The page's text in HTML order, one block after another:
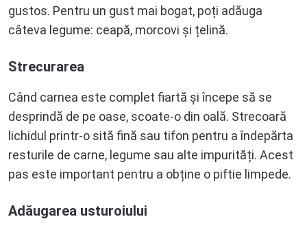
gustos. Pentru un gust mai bogat, poți adăuga
câteva legume: ceapă, morcovi și țelină.
Strecurarea
Când carnea este complet fiartă și începe să se
desprindă de pe oase, scoate-o din oală. Strecoară
lichidul printr-o sită fină sau tifon pentru a îndepărta
resturile de carne, legume sau alte impurități. Acest
pas este important pentru a obține o piftie limpede.
Adăugarea usturoiului